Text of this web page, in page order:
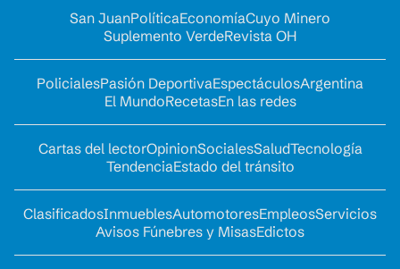
San JuanPolíticaEconomíaCuyo Minero
Suplemento VerdeRevista OH
PolicialesPasión DeportivaEspectáculosArgentina
El MundoRecetasEn las redes
Cartas del lectorOpinionSocialesSaludTecnología
TendenciaEstado del tránsito
ClasificadosInmueblesAutomotoresEmpleosServicios
Avisos Fúnebres y MisasEdictos